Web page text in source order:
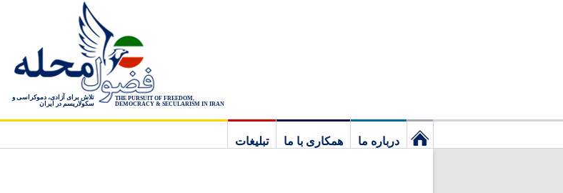
THE PURSUIT OF FREEDOM,
DEMOCRACY & SECULARISM IN IRAN
تلاش برای آزادی، دموکراسی و
سکولاریسم در ایران
درباره ما همکاری با ما
تبلیغات